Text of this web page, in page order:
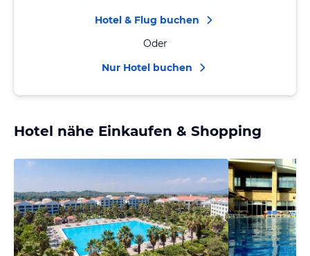
Hotel & Flug buchen
Oder
Nur Hotel buchen
Hotel nähe Einkaufen & Shopping